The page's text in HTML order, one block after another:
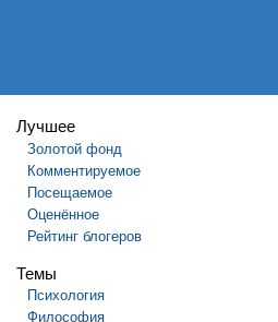
Лучшее
Золотой фонд
Комментируемое
Посещаемое
Оценённое
Рейтинг блогеров
Темы
Психология
Философия